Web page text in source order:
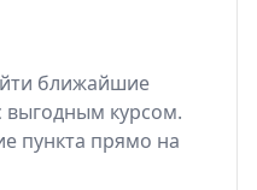
ближайшие
выгодным курсом.
пункта прямо на